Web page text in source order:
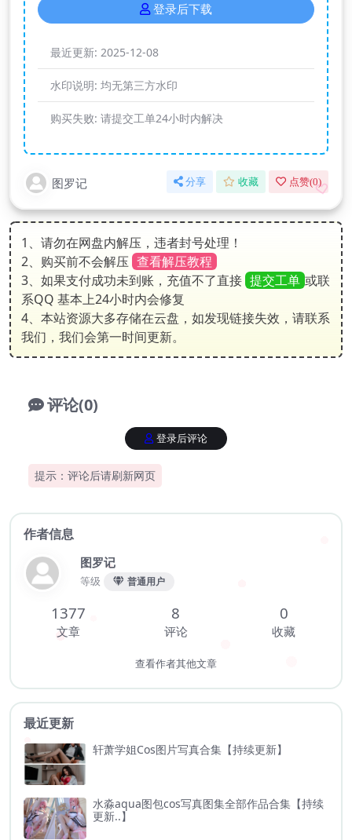
登录后下载
最近更新: 2025-12-08
水印说明: 均无第三方水印
购买失败: 请提交工单24小时内解决
图罗记 分享 收藏 点赞(0)
1、请勿在网盘内解压，违者封号处理！
2、购买前不会解压 查看解压教程
3、如果支付成功未到账，充值不了直接 提交工单 或联
系QQ 基本上24小时内会修复
4、本站资源大多存储在云盘，如发现链接失效，请联系
我们，我们会第一时间更新。
评论(0)
提示：评论后请刷新网页
登录后评论
作者信息
图罗记
等级 普通用户
1377
文章
8
评论
0
收藏
查看作者其他文章
最近更新
轩萧学姐Cos图片写真合集【持续更新】
水淼aqua图包cos写真图集全部作品合集【持续
更新..】